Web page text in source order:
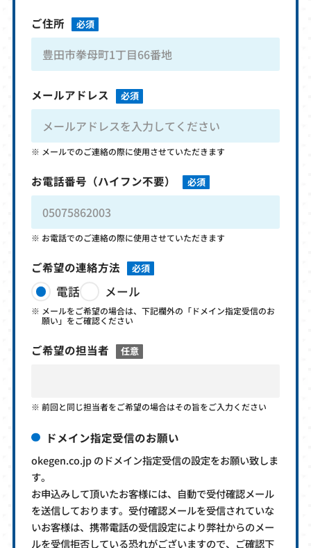
ご住所 必須
メールアドレス 必須
メールでのご連絡の際に使用させていただきます
お電話番号 （ハイフン不要） 必須
お電話でのご連絡の際に使用させていただきます
ご希望の連絡方法 必須
電話 メール
メールをご希望の場合は、下記欄外の「ドメイン指定受信のお
願い」をご確認ください
ご希望の担当者 任意
前回と同じ担当者をご希望の場合はその旨をご入力ください
ドメイン指定受信のお願い
okegen.co.jp のドメイン指定受信の設定をお願い致しま
す。
お申込みして頂いたお客様には、自動で受付確認メール
を送信しております。受付確認メールを受信されていな
いお客様は、携帯電話の受信設定により弊社からのメー
ルを受信拒否している恐れがございますので、ご確認下